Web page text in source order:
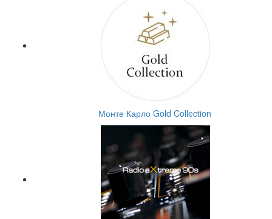
Монте Карло Gold Collection